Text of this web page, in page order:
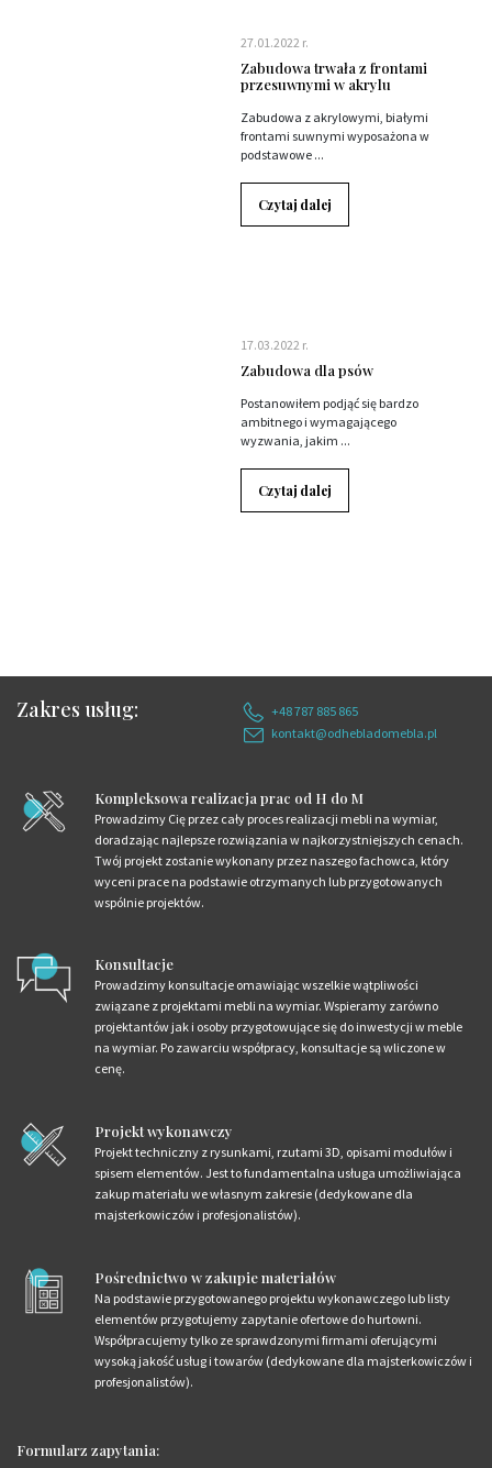
27.01.2022 r.
Zabudowa trwała z frontami
przesuwnymi w akrylu
Zabudowa z akrylowymi, białymi
frontami suwnymi wyposażona w
podstawowe ...
Czytaj dalej
17.03.2022 r.
Zabudowa dla psów
Postanowiłem podjąć się bardzo
ambitnego i wymagającego
wyzwania, jakim ...
Czytaj dalej
Zakres usług:
+48 787 885 865
kontakt@odhebladomebla.pl
Kompleksowa realizacja prac od H do M
Prowadzimy Cię przez cały proces realizacji mebli na wymiar,
doradzając najlepsze rozwiązania w najkorzystniejszych cenach.
Twój projekt zostanie wykonany przez naszego fachowca, który
wyceni prace na podstawie otrzymanych lub przygotowanych
wspólnie projektów.
Konsultacje
Prowadzimy konsultacje omawiając wszelkie wątpliwości
związane z projektami mebli na wymiar. Wspieramy zarówno
projektantów jak i osoby przygotowujące się do inwestycji w meble
na wymiar. Po zawarciu współpracy, konsultacje są wliczone w
cenę.
Projekt wykonawczy
Projekt techniczny z rysunkami, rzutami 3D, opisami modułów i
spisem elementów. Jest to fundamentalna usługa umożliwiająca
zakup materiału we własnym zakresie (dedykowane dla
majsterkowiczów i profesjonalistów).
Pośrednictwo w zakupie materiałów
Na podstawie przygotowanego projektu wykonawczego lub listy
elementów przygotujemy zapytanie ofertowe do hurtowni.
Współpracujemy tylko ze sprawdzonymi firmami oferującymi
wysoką jakość usług i towarów (dedykowane dla majsterkowiczów i
profesjonalistów).
Formularz zapytania: